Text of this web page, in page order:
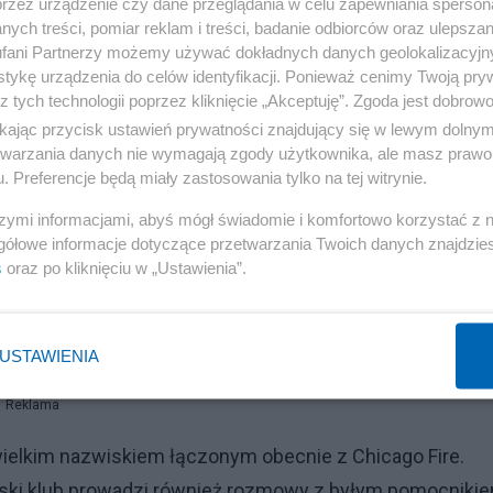
partnera
że Chicago Fire patrzy na Lewandowskiego
się pomysły związane z jego przyszłym
udziałów po zakończeniu kariery.
rozwiązania pomagają przyciągać gwiazdy
latach gry, ale również o życiu po zakończeniu kariery.
Reklama
nazwiskiem łączonym obecnie z Chicago Fire.
treści, pomiar reklam i treści, badanie odbiorców oraz
Partnerzy możemy używać dokładnych danych
urządzenia do celów identyfikacji. Ponieważ cenimy Twoją
tych technologii poprzez kliknięcie „Akceptuję”. Zgoda jest
przycisk ustawień prywatności znajdujący się w lewym
danych nie wymagają zgody użytkownika, ale masz
Preferencje będą miały zastosowania tylko na tej witrynie.
informacjami, abyś mógł świadomie i komfortowo korzystać z
informacje dotyczące przetwarzania Twoich danych
oraz po kliknięciu w „Ustawienia”.
USTAWIENIA